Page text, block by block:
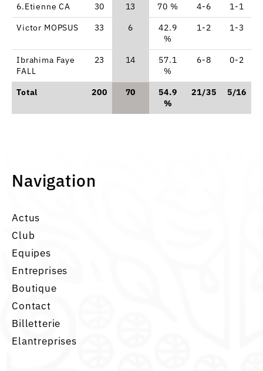
6.Etienne CA 30 13 70 % 4-6 1-1
Victor MOPSUS
33 6
42.9
%
1-2 1-3
Ibrahima Faye
FALL
23 14
57.1
%
6-8 0-2
Total 200 70
54.9
%
21/35 5/16
Navigation
Actus
Club
Equipes
Entreprises
Boutique
Contact
Billetterie
Elantreprises